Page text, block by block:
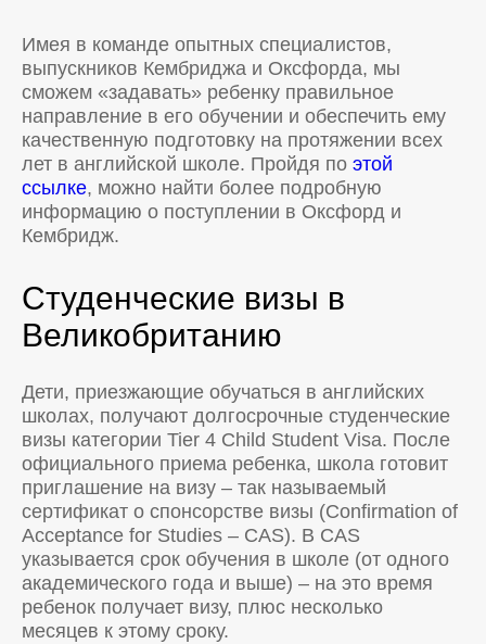
Имея в команде опытных специалистов,
выпускников Кембриджа и Оксфорда, мы
сможем «задавать» ребенку правильное
направление в его обучении и обеспечить ему
качественную подготовку на протяжении всех
лет в английской школе. Пройдя по этой
ссылке, можно найти более подробную
информацию о поступлении в Оксфорд и
Кембридж.
Студенческие визы в
Великобританию
Дети, приезжающие обучаться в английских
школах, получают долгосрочные студенческие
визы категории Tier 4 Child Student Visa. После
официального приема ребенка, школа готовит
приглашение на визу – так называемый
сертификат о спонсорстве визы (Confirmation of
Acceptance for Studies – CAS). В CAS
указывается срок обучения в школе (от одного
академического года и выше) – на это время
ребенок получает визу, плюс несколько
месяцев к этому сроку.